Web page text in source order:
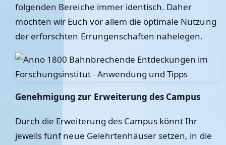
folgenden Bereiche immer identisch. Daher
möchten wir Euch vor allem die optimale Nutzung
der erforschten Errungenschaften nahelegen.
Genehmigung zur Erweiterung des Campus
Durch die Erweiterung des Campus könnt Ihr
jeweils fünf neue Gelehrtenhäuser setzen, in die